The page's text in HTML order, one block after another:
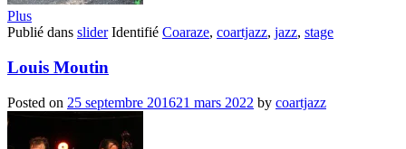
Plus
Publié dans slider Identifié Coaraze, coartjazz, jazz, stage
Louis Moutin
Posted on 25 septembre 201621 mars 2022 by coartjazz